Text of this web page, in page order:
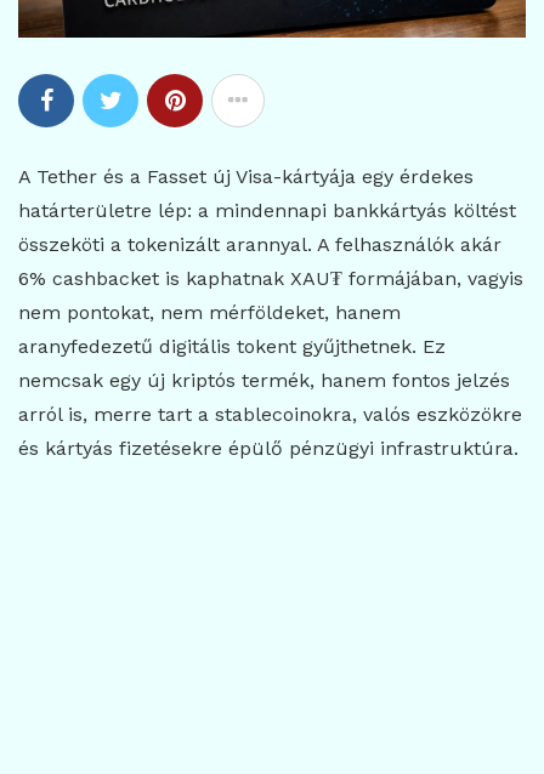
A Tether és a Fasset új Visa-kártyája egy érdekes
határterületre lép: a mindennapi bankkártyás költést
összeköti a tokenizált arannyal. A felhasználók akár
6% cashbacket is kaphatnak XAU₮ formájában, vagyis
nem pontokat, nem mérföldeket, hanem
aranyfedezetű digitális tokent gyűjthetnek. Ez
nemcsak egy új kriptós termék, hanem fontos jelzés
arról is, merre tart a stablecoinokra, valós eszközökre
és kártyás fizetésekre épülő pénzügyi infrastruktúra.